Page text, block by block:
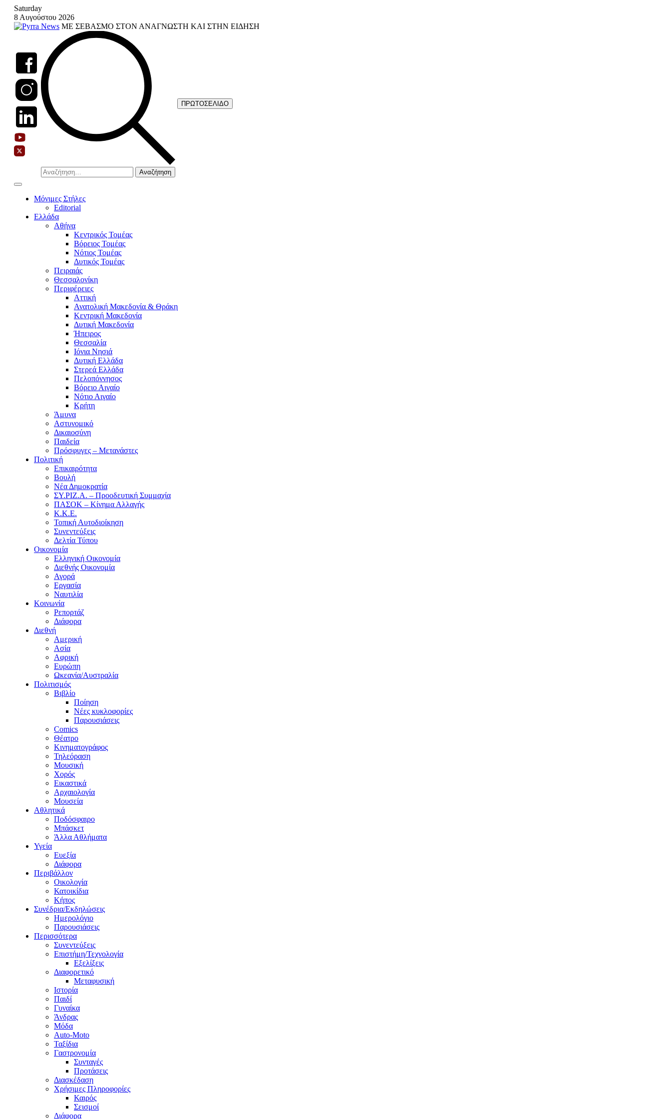
Skip
content
Saturday
8 Αυγούστου 2026
ΜΕ ΣΕΒΑΣΜΟ ΣΤΟΝ ΑΝΑΓΝΩΣΤΗ ΚΑΙ ΣΤΗΝ ΕΙΔΗΣΗ
Αναζήτηση
για:
ΠΡΩΤΟΣΕΛΙΔΟ
Μόνιμες Στήλες
Editorial
Ελλάδα
Αθήνα
Κεντρικός Τομέας
Βόρειος Τομέας
Νότιος Τομέας
Δυτικός Τομέας
Πειραιάς
Θεσσαλονίκη
Περιφέρειες
Αττική
Ανατολική Μακεδονία & Θράκη
Κεντρική Μακεδονία
Δυτική Μακεδονία
Ήπειρος
Θεσσαλία
Ιόνια Νησιά
Δυτική Ελλάδα
Στερεά Ελλάδα
Πελοπόννησος
Βόρειο Αιγαίο
Νότιο Αιγαίο
Κρήτη
Άμυνα
Αστυνομικό
Δικαιοσύνη
Παιδεία
Πρόσφυγες – Μετανάστες
Πολιτική
Επικαιρότητα
Βουλή
Νέα Δημοκρατία
ΣΥ.ΡΙΖ.Α. – Προοδευτική Συμμαχία
ΠΑΣΟΚ – Κίνημα Αλλαγής
Κ.Κ.Ε.
Τοπική Αυτοδιοίκηση
Συνεντεύξεις
Δελτία Τύπου
Οικονομία
Ελληνική Οικονομία
Διεθνής Οικονομία
Αγορά
Εργασία
Ναυτιλία
Κοινωνία
Ρεπορτάζ
Διάφορα
Διεθνή
Αμερική
Ασία
Αφρική
Ευρώπη
Ωκεανία/Αυστραλία
Πολιτισμός
Βιβλίο
Ποίηση
Νέες κυκλοφορίες
Παρουσιάσεις
Comics
Θέατρο
Κινηματογράφος
Τηλεόραση
Μουσική
Χορός
Εικαστικά
Αρχαιολογία
Μουσεία
Αθλητικά
Ποδόσφαιρο
Μπάσκετ
Άλλα Αθλήματα
Υγεία
Ευεξία
Διάφορα
Περιβάλλον
Οικολογία
Κατοικίδια
Κήπος
Συνέδρια/Εκδηλώσεις
Ημερολόγιο
Παρουσιάσεις
Περισσότερα
Συνεντεύξεις
Επιστήμη/Τεχνολογία
Εξελίξεις
Διαφορετικό
Μεταφυσική
Ιστορία
Παιδί
Γυναίκα
Άνδρας
Μόδα
Auto-Moto
Ταξίδια
Γαστρονομία
Συνταγές
Προτάσεις
Διασκέδαση
Χρήσιμες Πληροφορίες
Καιρός
Σεισμοί
Διάφορα